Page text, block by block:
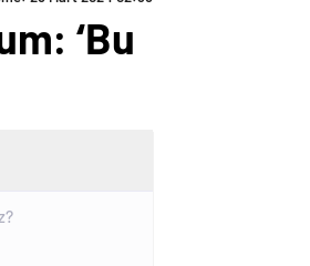
‘Bu